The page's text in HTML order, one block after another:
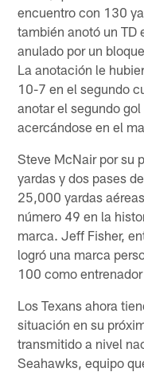
encuentro con 130
también anotó un TD
anulado por un
La anotación le
10-7 en el segundo
anotar el segundo
acercándose en el
Steve McNair por su
yardas y dos pases
25,000 yardas
número 49 en la
marca. Jeff Fisher,
logró una marca
100 como
Los Texans ahora
situación en su
transmitido a nivel
Seahawks, equipo